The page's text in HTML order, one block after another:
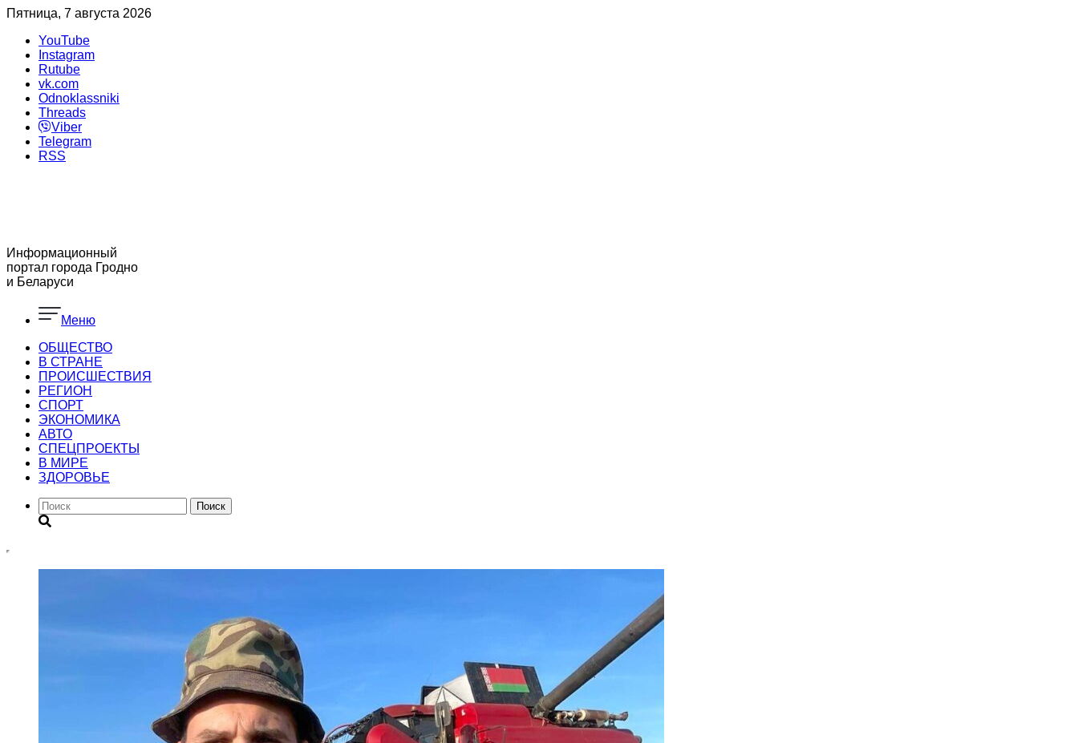
Пятница, 7 августа 2026
YouTube
Instagram
Rutube
vk.com
Odnoklassniki
Threads
Viber
Telegram
RSS
Информационный
портал города Гродно
и Беларуси
Меню
ОБЩЕСТВО
В СТРАНЕ
ПРОИСШЕСТВИЯ
РЕГИОН
CПОРТ
ЭКОНОМИКА
АВТО
СПЕЦПРОЕКТЫ
В МИРЕ
ЗДОРОВЬЕ
Поиск